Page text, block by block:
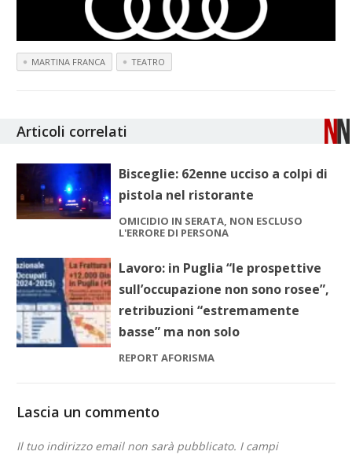
MARTINA FRANCA TEATRO
Articoli correlati
Bisceglie: 62enne ucciso a colpi di
pistola nel ristorante
OMICIDIO IN SERATA, NON ESCLUSO
L'ERRORE DI PERSONA
Lavoro: in Puglia “le prospettive
sull’occupazione non sono rosee”,
retribuzioni “estremamente
basse” ma non solo
REPORT AFORISMA
Lascia un commento
Il tuo indirizzo email non sarà pubblicato. I campi